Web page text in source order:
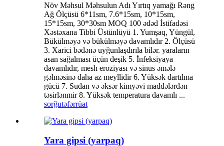
Növ Məhsul Məhsulun Adı Yırtıq yamağı Rəng
Ağ Ölçüsü 6*11sm, 7.6*15sm, 10*15sm,
15*15sm, 30*30sm MOQ 100 ədəd İstifadəsi
Xəstəxana Tibbi Üstünlüyü 1. Yumşaq, Yüngül,
Bükülməyə və bükülməyə davamlıdır 2. Ölçüsü
3. Xarici bədənə uyğunlaşdırıla bilər. yaraların
asan sağalması üçün deşik 5. İnfeksiyaya
davamlıdır, mesh eroziyası və sinus əmələ
gəlməsinə daha az meyllidir 6. Yüksək dartılma
gücü 7. Sudan və əksər kimyəvi maddələrdən
təsirlənmir 8. Yüksək temperatura davamlı ...
sorğutəfərrüat
Yara gipsi (yarpaq)